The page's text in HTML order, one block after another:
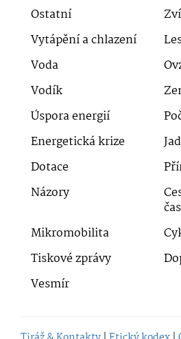
Ostatní
Vytápění a chlazení
Voda
Vodík
Úspora energií
Energetická krize
Dotace
Názory
čas
Mikromobilita
Tiskové zprávy
Vesmír